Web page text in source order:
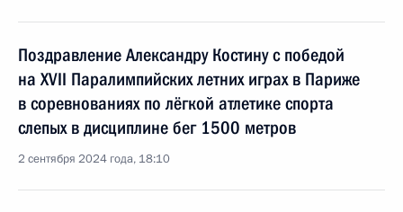
Поздравление Александру Костину с победой
на XVII Паралимпийских летних играх в Париже
в соревнованиях по лёгкой атлетике спорта
слепых в дисциплине бег 1500 метров
2 сентября 2024 года, 18:10